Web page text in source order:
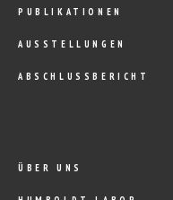
PUBLIKATIONEN
AUSSTELLUNGEN
ABSCHLUSSBERICHT
ÜBER UNS